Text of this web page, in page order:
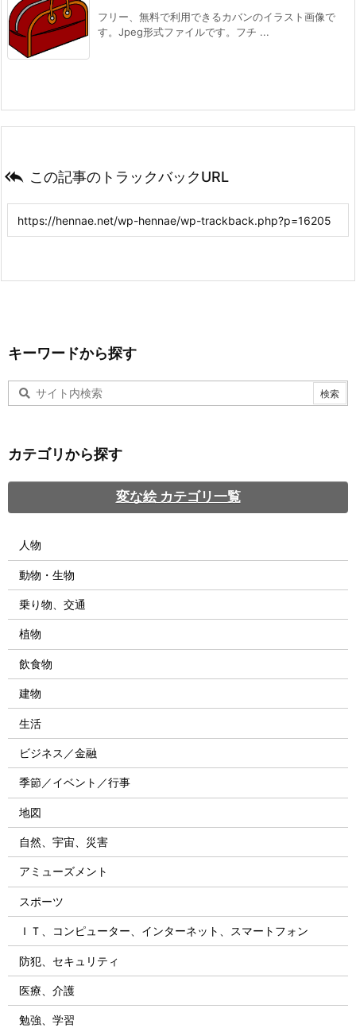
フリー、無料で利用できるカバンのイラスト画像で
す。Jpeg形式ファイルです。フチ ...
 この記事のトラックバックURL
キーワードから探す
カテゴリから探す
変な絵 カテゴリ一覧
人物
動物・生物
乗り物、交通
植物
飲食物
建物
生活
ビジネス／金融
季節／イベント／行事
地図
自然、宇宙、災害
アミューズメント
スポーツ
ＩＴ、コンピューター、インターネット、スマートフォン
防犯、セキュリティ
医療、介護
勉強、学習